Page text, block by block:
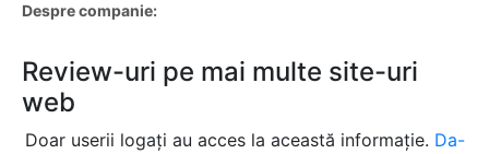
Despre companie:
Review-uri pe mai multe site-uri
web
Doar userii logați au acces la această informație. Da-